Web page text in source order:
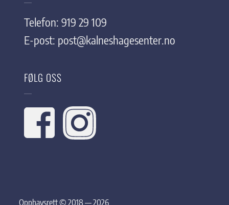
Telefon: 919 29 109
E-post: post@kalneshagesenter.no
FØLG OSS
Opphavsrett © 2018 — 2026